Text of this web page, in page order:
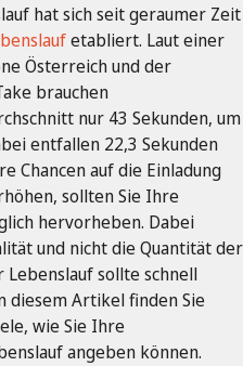
hat sich seit geraumer Zeit
etabliert. Laut einer
Österreich und der
brauchen
nur 43 Sekunden, um
entfallen 22,3 Sekunden
Chancen auf die Einladung
sollten Sie Ihre
hervorheben. Dabei
und nicht die Quantität der
sollte schnell
diesem Artikel finden Sie
wie Sie Ihre
angeben können.